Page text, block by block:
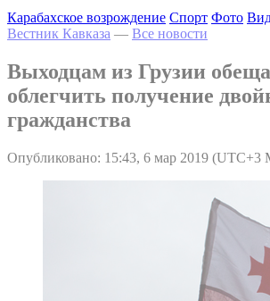
Карабахское возрождение Спорт Фото
Вестник Кавказа — Все новости
Выходцам из Грузии
облегчить получение
гражданства
Опубликовано: 15:43, 6 мар 2019 (UTC+3